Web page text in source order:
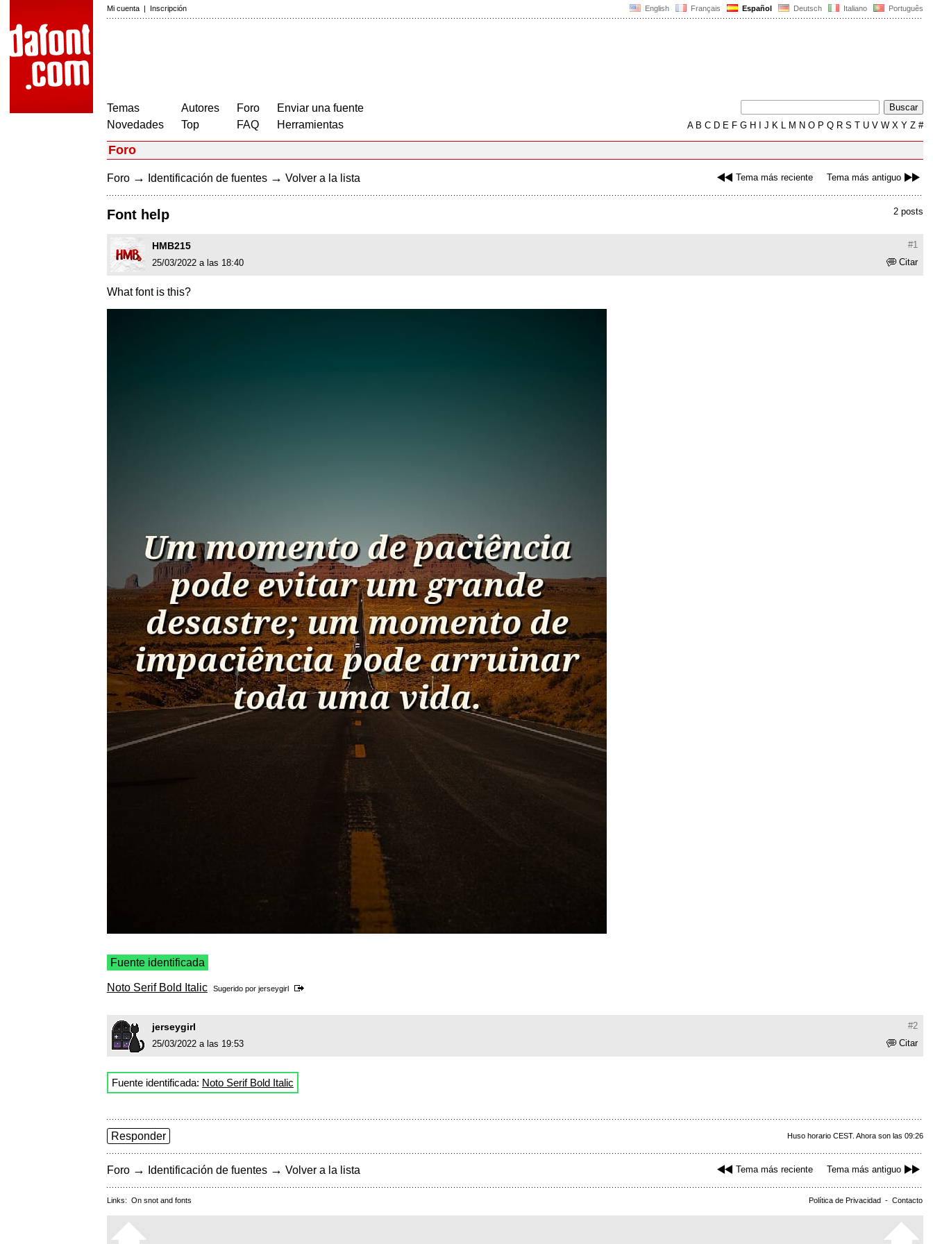
English Français Español Deutsch Italiano Português
Mi cuenta | Inscripción
Temas
Novedades
Autores
Top
Foro
FAQ
Enviar una fuente
Herramientas
AB C D E F G H J K L M N O P Q R S T U V W X Y Z #
Foro
Tema más reciente Tema más antiguo
Foro → Identificación de fuentes → Volver a la lista
2 posts
Font help
#1
HMB215
Citar
25/03/2022 a las 18:40
What font is this?
Fuente identificada
Noto Serif Bold Italic Sugerido por jerseygirl
#2
jerseygirl
Citar
25/03/2022 a las 19:53
Fuente identificada: Noto Serif Bold Italic
Huso horario CEST. Ahora son las 09:26
Responder
Tema más reciente Tema más antiguo
Foro → Identificación de fuentes → Volver a la lista
Política de Privacidad - Contacto
Links: On snot and fonts